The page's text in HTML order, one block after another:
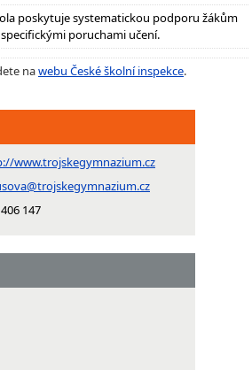
poskytuje systematickou podporu žákům
poruchami učení.
nawebu České školní inspekce.
www.trojskegymnazium.cz
147